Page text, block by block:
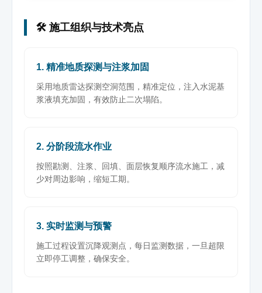
🛠️ 施工组织与技术亮点
1. 精准地质探测与注浆加固
采用地质雷达探测空洞范围，精准定位，注入水泥基
浆液填充加固，有效防止二次塌陷。
2. 分阶段流水作业
按照勘测、注浆、回填、面层恢复顺序流水施工，减
少对周边影响，缩短工期。
3. 实时监测与预警
施工过程设置沉降观测点，每日监测数据，一旦超限
立即停工调整，确保安全。